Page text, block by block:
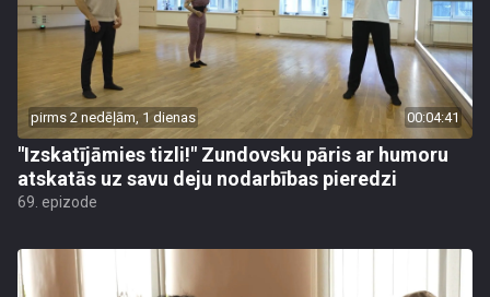
pirms 2 nedēļām, 1 dienas 00:04:41
"Izskatījāmies tizli!" Zundovsku pāris ar humoru
atskatās uz savu deju nodarbības pieredzi
69. epizode